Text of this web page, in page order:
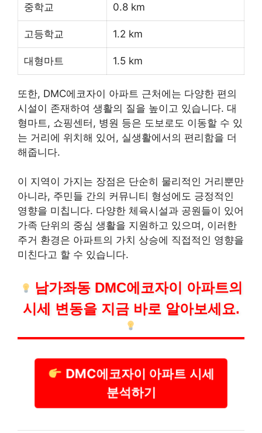
중학교 0.8 km
고등학교 1.2 km
대형마트 1.5 km
또한, DMC에코자이 아파트 근처에는 다양한 편의
시설이 존재하여 생활의 질을 높이고 있습니다. 대
형마트, 쇼핑센터, 병원 등은 도보로도 이동할 수 있
는 거리에 위치해 있어, 실생활에서의 편리함을 더
해줍니다.
이 지역이 가지는 장점은 단순히 물리적인 거리뿐만
아니라, 주민들 간의 커뮤니티 형성에도 긍정적인
영향을 미칩니다. 다양한 체육시설과 공원들이 있어
가족 단위의 중심 생활을 지원하고 있으며, 이러한
주거 환경은 아파트의 가치 상승에 직접적인 영향을
미친다고 할 수 있습니다.
남가좌동 DMC에코자이 아파트의
시세 변동을 지금 바로 알아보세요.
DMC에코자이 아파트 시세
분석하기